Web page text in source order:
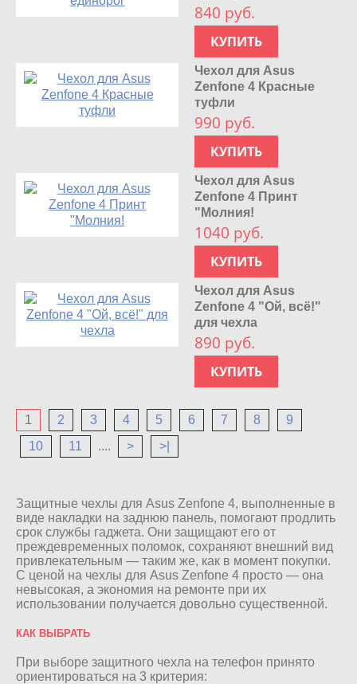
840 руб.
КУПИТЬ
Чехол для Asus
Zenfone 4 Красные
туфли
990 руб.
КУПИТЬ
Чехол для Asus
Zenfone 4 Принт
"Молния!
1040 руб.
КУПИТЬ
Чехол для Asus
Zenfone 4 "Ой, всё!"
для чехла
890 руб.
КУПИТЬ
1 2 3 4 5 6 7 8
9
10
11 .... > >|
Защитные чехлы для Asus Zenfone 4, выполненные в
виде накладки на заднюю панель, помогают продлить
срок службы гаджета. Они защищают его от
преждевременных поломок, сохраняют внешний вид
привлекательным — таким же, как в момент покупки.
С ценой на чехлы для Asus Zenfone 4 просто — она
невысокая, а экономия на ремонте при их
использовании получается довольно существенной.
КАК ВЫБРАТЬ
При выборе защитного чехла на телефон принято
ориентироваться на 3 критерия: